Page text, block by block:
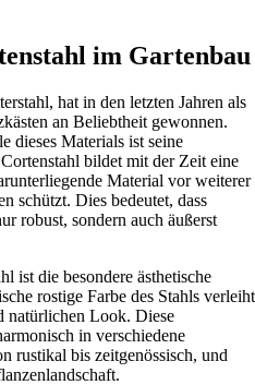
im Gartenbau
hat in den letzten Jahren als
an Beliebtheit gewonnen.
dieses Materials ist seine
bildet mit der Zeit eine
Material vor weiterer
schützt. Dies bedeutet, dass
robust, sondern auch äußerst
ist die besondere ästhetische
rostige Farbe des Stahls verleiht
natürlichen Look. Diese
in verschiedene
rustikal bis zeitgenössisch, und